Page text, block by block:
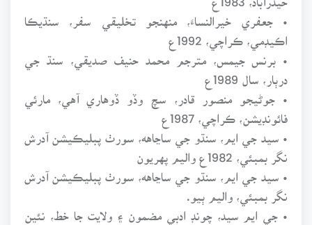
• جعفري خيرالنساءَ، منهنجو تخليقي سفر، سنڌيڪا
اڪيڊمي، ڪراچي، 1992ع
• برنس جيمس، مترجم محمد حنيف صديقي، سنڌ جي
درٻار، سال 1989ع
• جوڻيجو منصور قادر، سچ وڏو ڏوهاري آهي، مارئي
فائونڊيشن، ڪراچي، 1987ع
• سيد جي ايم، سنڌو جي ساڃاهه، سورٺ پبليڪيشن آدرش
نگر بمبئي، 1982ع واليم پهريون
• سيد جي ايم، سنڌو جي ساڃاهه، سورٺ پبليڪيشن آدرش
نگر بمبئي، واليم ٻيو.
• جي ايم سيد، چونڊ ادبي مضمون ۽ ولايت جا خط، نئين